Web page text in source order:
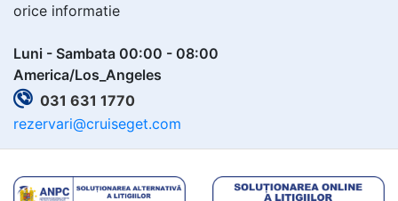
orice informatie
Luni - Sambata 00:00 - 08:00
America/Los_Angeles
031 631 1770
rezervari@cruiseget.com